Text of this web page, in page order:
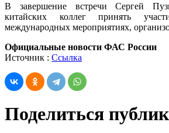
В завершение встречи Сергей
китайских коллег принять
международных мероприятиях,
Официальные новости ФАС России
Источник : Ссылка
Поделиться